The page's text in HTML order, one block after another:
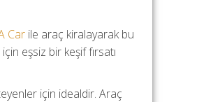
Car ile araç kiralayarak bu
eşsiz bir keşif fırsatı
için idealdir. Araç